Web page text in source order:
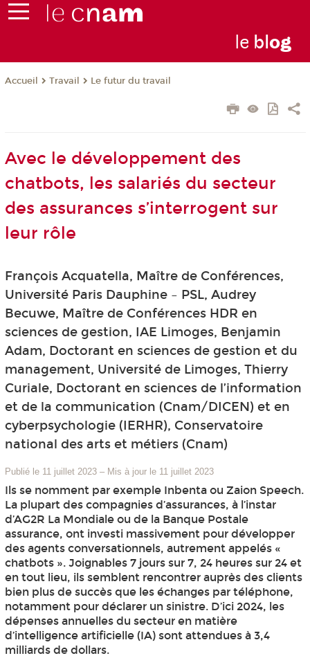
le blog
Accueil Travail Le futur du travail
Avec le développement des
chatbots, les salariés du secteur
des assurances s’interrogent sur
leur rôle
François Acquatella, Maître de Conférences,
Université Paris Dauphine – PSL, Audrey
Becuwe, Maître de Conférences HDR en
sciences de gestion, IAE Limoges, Benjamin
Adam, Doctorant en sciences de gestion et du
management, Université de Limoges, Thierry
Curiale, Doctorant en sciences de l’information
et de la communication (Cnam/DICEN) et en
cyberpsychologie (IERHR), Conservatoire
national des arts et métiers (Cnam)
Publié le 11 juillet 2023 – Mis à jour le 11 juillet 2023
Ils se nomment par exemple Inbenta ou Zaion Speech.
La plupart des compagnies d’assurances, à l’instar
d’AG2R La Mondiale ou de la Banque Postale
assurance, ont investi massivement pour développer
des agents conversationnels, autrement appelés «
chatbots ». Joignables 7 jours sur 7, 24 heures sur 24 et
en tout lieu, ils semblent rencontrer auprès des clients
bien plus de succès que les échanges par téléphone,
notamment pour déclarer un sinistre. D’ici 2024, les
dépenses annuelles du secteur en matière
d’intelligence artificielle (IA) sont attendues à 3,4
milliards de dollars.